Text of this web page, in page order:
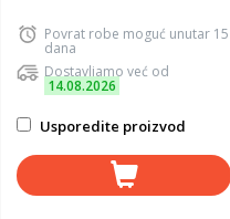
Povrat robe moguć unutar 15
dana
Dostavljamo već od
14.08.2026
Usporedite proizvod